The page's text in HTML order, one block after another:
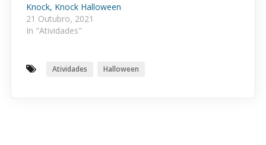
Knock, Knock Halloween
21 Outubro, 2021
In "Atividades"
Atividades Halloween